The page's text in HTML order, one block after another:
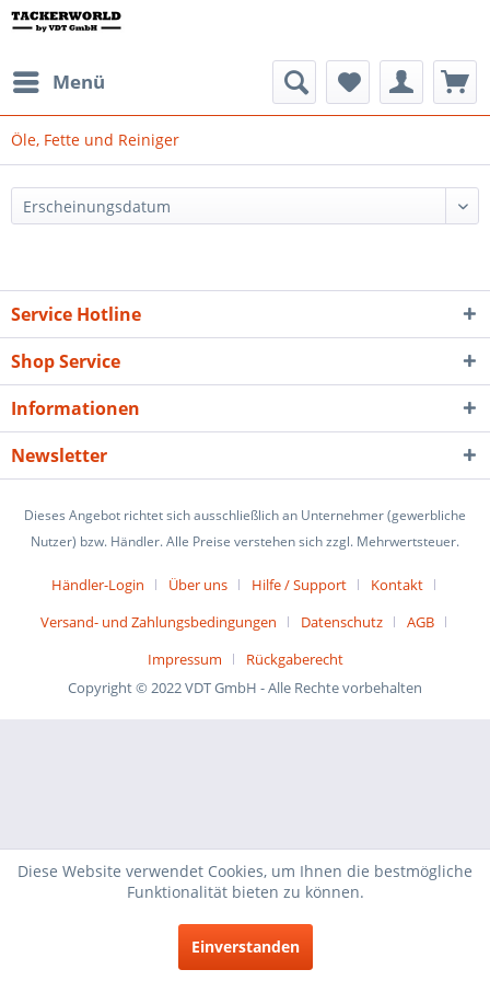
Menü
Öle, Fette und Reiniger
Service Hotline
Shop Service
Informationen
Newsletter
Dieses Angebot richtet sich ausschließlich an Unternehmer (gewerbliche
Nutzer) bzw. Händler. Alle Preise verstehen sich zzgl. Mehrwertsteuer.
Händler-Login Über uns Hilfe / Support
Kontakt
Versand- und Zahlungsbedingungen
Datenschutz
AGB
Impressum
Rückgaberecht
Copyright © 2022 VDT GmbH - Alle Rechte vorbehalten
Diese Website verwendet Cookies, um Ihnen die bestmögliche
Funktionalität bieten zu können.
Einverstanden